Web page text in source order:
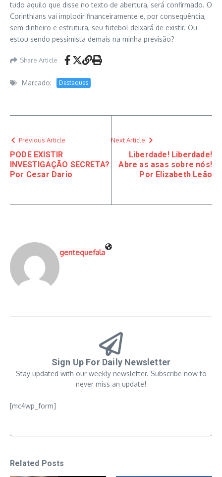
tudo aquilo que disse no texto de abertura, será confirmado. O
Corinthians vai implodir financeiramente e, por consequência,
sem dinheiro e estrutura, seu futebol deixará de existir. Ou
estou sendo pessimista demais na minha previsão?
Share Article
Marcado: Destaques
Previous Article
PODE EXISTIR
INVESTIGAÇÃO SECRETA?
Por Cesar Dario
Next Article
Liberdade! Liberdade!
Abre as asas sobre nós!
Por Elizabeth Leão
gentequefala
Sign Up For Daily Newsletter
Stay updated with our weekly newsletter. Subscribe now to
never miss an update!
[mc4wp_form]
Related Posts